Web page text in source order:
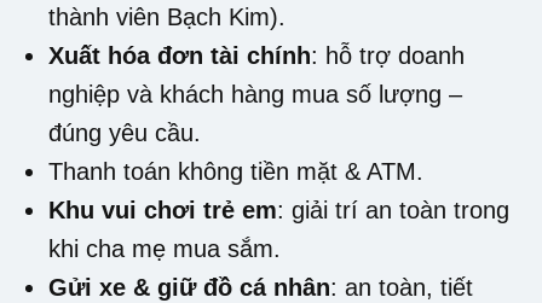
thành viên Bạch Kim).
Xuất hóa đơn tài chính: hỗ trợ doanh
nghiệp và khách hàng mua số lượng –
đúng yêu cầu.
Thanh toán không tiền mặt & ATM.
Khu vui chơi trẻ em: giải trí an toàn trong
khi cha mẹ mua sắm.
Gửi xe & giữ đồ cá nhân: an toàn, tiết